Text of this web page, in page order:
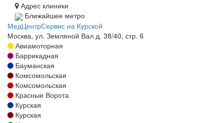
Адрес клиники
Ближайшее метро
МедЦентрСервис на Курской
Москва, ул. Земляной Вал д. 38/40, стр. 6
Авиамоторная
Баррикадная
Бауманская
Комсомольская
Комсомольская
Красные Ворота
Курская
Курская